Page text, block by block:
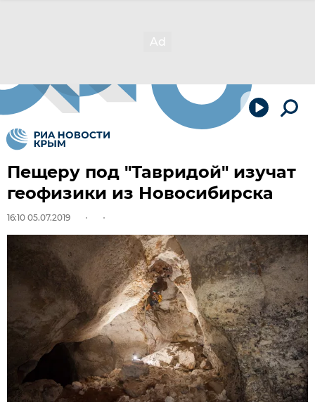
Пещеру под "Тавридой" изучат
геофизики из Новосибирска
16:10 05.07.2019